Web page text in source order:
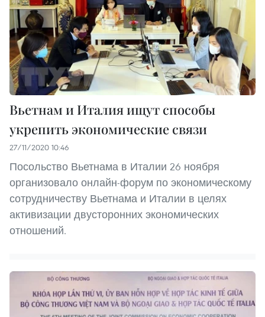
Вьетнам и Италия ищут способы
укрепить экономические связи
27/11/2020 10:46
Посольство Вьетнама в Италии 26 ноября
организовало онлайн-форум по экономическому
сотрудничеству Вьетнама и Италии в целях
активизации двусторонних экономических
отношений.